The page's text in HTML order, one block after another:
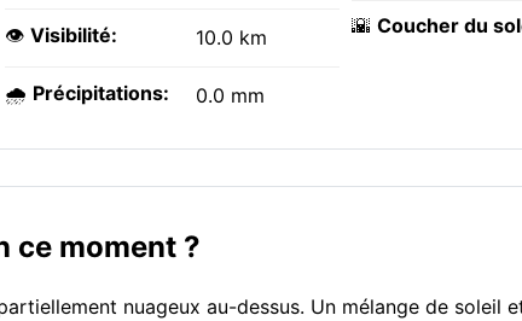
👁️ Visibilité: 10.0 km
🌧️ Précipitations: 0.0 mm
🌇 Coucher du
ce moment ?
nuageux au-dessus. Un mélange de soleil